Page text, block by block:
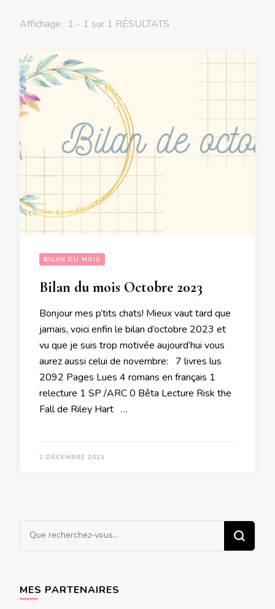
Affichage : 1 - 1 sur 1 RÉSULTATS
BILAN DU MOIS
Bilan du mois Octobre 2023
Bonjour mes p’tits chats! Mieux vaut tard que
jamais, voici enfin le bilan d’octobre 2023 et
vu que je suis trop motivée aujourd’hui vous
aurez aussi celui de novembre: 7 livres lus
2092 Pages Lues 4 romans en français 1
relecture 1 SP /ARC 0 Bêta Lecture Risk the
Fall de Riley Hart …
2 DÉCEMBRE 2023
Vous
MES PARTENAIRES